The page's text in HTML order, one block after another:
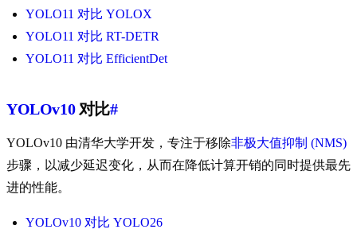
YOLO11 对比 YOLOX
YOLO11 对比 RT-DETR
YOLO11 对比 EfficientDet
YOLOv10对比#
YOLOv10 由清华大学开发，专注于移除非极大值抑制 (NMS)
步骤，以减少延迟变化，从而在降低计算开销的同时提供最先
进的性能。
YOLOv10 对比 YOLO26